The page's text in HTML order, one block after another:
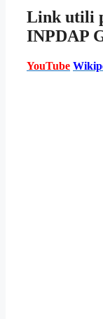
Link utili
INPDAP
YouTube